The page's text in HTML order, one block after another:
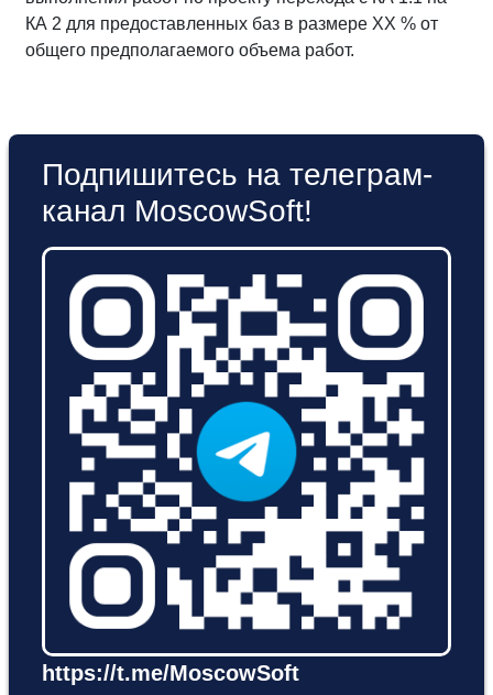
КА 2 для предоставленных баз в размере ХХ % от
общего предполагаемого объема работ.
Подпишитесь на телеграм-
канал MoscowSoft!
https://t.me/MoscowSoft